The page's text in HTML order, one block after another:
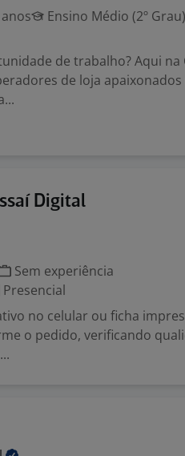
Ensino Médio (2º Grau)
de trabalho? Aqui na
de loja apaixonados
Digital
Sem experiência
Presencial
no celular ou ficha
o pedido, verificando